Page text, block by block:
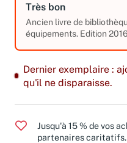
Très bon
Ancien livre de
équipements. Edition
Dernier exemplaire :
qu'il ne disparaisse.
Jusqu'à 15 % de vos
partenaires caritatifs.